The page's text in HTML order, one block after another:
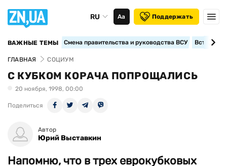
RU Аа Поддержать
ВАЖНЫЕ ТЕМЫ Смена правительства и руководства ВСУ
ГЛАВНАЯ СОЦИУМ
С КУБКОМ КОРАЧА ПОПРОЩАЛИСЬ
20 ноября, 1998, 00:00
Поделиться
Автор
Юрий Выставкин
Напомню, что в трех еврокубковых